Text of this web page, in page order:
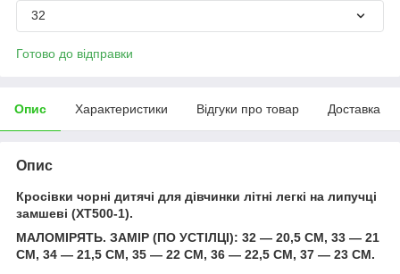
32
Готово до відправки
Опис Характеристики Відгуки про товар Доставка
Опис
Кросівки чорні дитячі для дівчинки літні легкі на липучці
замшеві (XT500-1).
МАЛОМІРЯТЬ. ЗАМІР (ПО УСТІЛЦІ): 32 — 20,5 СМ, 33 — 21
СМ, 34 — 21,5 СМ, 35 — 22 СМ, 36 — 22,5 СМ, 37 — 23 СМ.